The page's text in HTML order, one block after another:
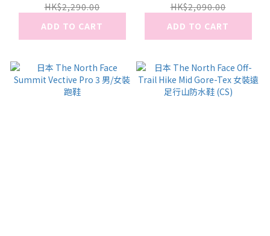
HK$2,290.00
ADD TO CART
HK$2,090.00
ADD TO CART